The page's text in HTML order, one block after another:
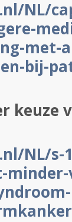
NL/
met-
bij-
keuze
NL/s-